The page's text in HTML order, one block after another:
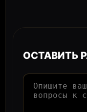
ОСТАВИТЬ